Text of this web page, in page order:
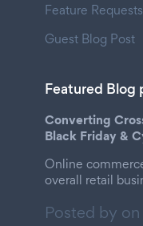
Feature Requests
Guest Blog Post
Featured Blog
Converting
Black Friday &
Online
overall retail
Posted by on